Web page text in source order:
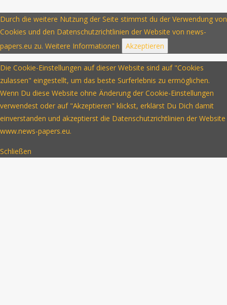
Durch die weitere Nutzung der Seite stimmst du der Verwendung von
Cookies und den Datenschutzrichtlinien der Website von news-
papers.eu zu. Weitere Informationen Akzeptieren
Die Cookie-Einstellungen auf dieser Website sind auf "Cookies
zulassen" eingestellt, um das beste Surferlebnis zu ermöglichen.
Wenn Du diese Website ohne Änderung der Cookie-Einstellungen
verwendest oder auf "Akzeptieren" klickst, erklärst Du Dich damit
einverstanden und akzeptierst die Datenschutzrichtlinien der Website
www.news-papers.eu.
Schließen